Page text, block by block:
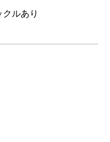
クルあり